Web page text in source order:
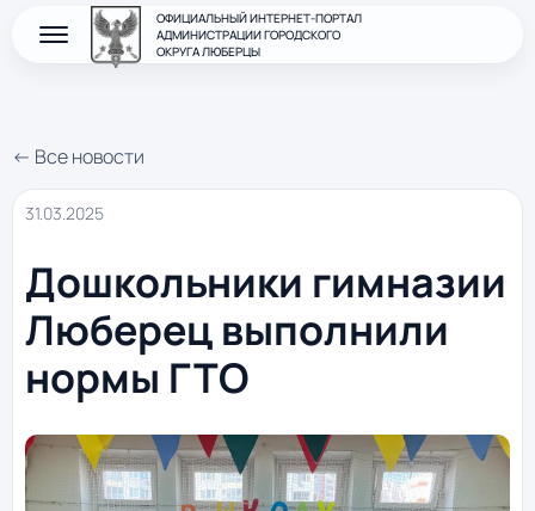
ОФИЦИАЛЬНЫЙ ИНТЕРНЕТ-ПОРТАЛ
АДМИНИСТРАЦИИ ГОРОДСКОГО
ОКРУГА ЛЮБЕРЦЫ
← Все новости
31.03.2025
Дошкольники гимназии
Люберец выполнили
нормы ГТО